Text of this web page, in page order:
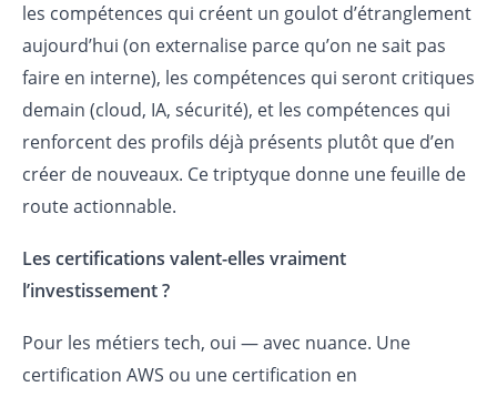
les compétences qui créent un goulot d’étranglement
aujourd’hui (on externalise parce qu’on ne sait pas
faire en interne), les compétences qui seront critiques
demain (cloud, IA, sécurité), et les compétences qui
renforcent des profils déjà présents plutôt que d’en
créer de nouveaux. Ce triptyque donne une feuille de
route actionnable.
Les certifications valent-elles vraiment
l’investissement ?
Pour les métiers tech, oui — avec nuance. Une
certification AWS ou une certification en